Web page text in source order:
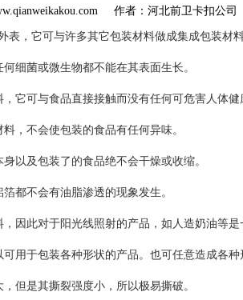
作者：河北前卫卡扣公
表，它可与许多其它包装材料做成集成包装
细菌或微生物都不能在其表面生长。
它可与食品直接接触而没有任何可危害人体健
，不会使包装的食品有任何异味。
以及包装了的食品绝不会干燥或收缩。
都不会有油脂渗透的现象发生。
因此对于阳光线照射的产品，如人造奶油等是
用于包装各种形状的产品。也可任意造成各种
但是其撕裂强度小，所以极易撕破。